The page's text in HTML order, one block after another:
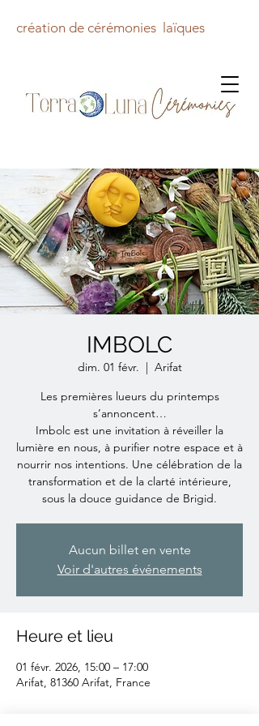
création de cérémonies laïques
IMBOLC
dim. 01 févr.
  |
Arifat
Les premières lueurs du printemps
s’annoncent…
Imbolc est une invitation à réveiller la
lumière en nous, à purifier notre espace et à
nourrir nos intentions. Une célébration de la
transformation et de la clarté intérieure,
sous la douce guidance de Brigid.
Aucun billet en vente
Voir d'autres événements
Heure et lieu
01 févr. 2026, 15:00 – 17:00
Arifat, 81360 Arifat, France